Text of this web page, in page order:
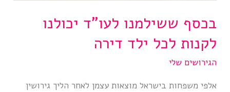
בכסף ששילמנו לעו”ד יכולנו
לקנות לכל ילד דירה
הגירושים שלי
אלפי משפחות בישראל מוצאות עצמן לאחר הליך גירושין